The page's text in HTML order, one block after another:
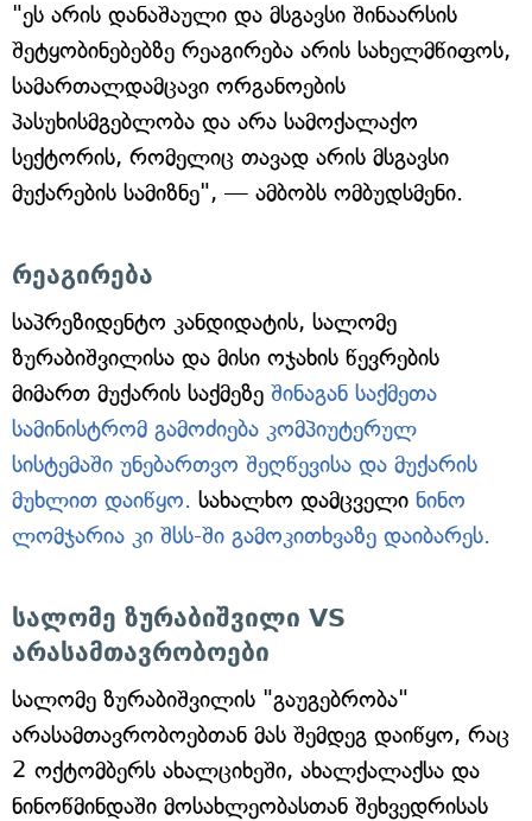
"ეს არის დანაშაული და მსგავსი შინაარსის
შეტყობინებებზე რეაგირება არის სახელმწიფოს,
სამართალდამცავი ორგანოების
პასუხისმგებლობა და არა სამოქალაქო
სექტორის, რომელიც თავად არის მსგავსი
მუქარების სამიზნე", — ამბობს ომბუდსმენი.
რეაგირება
საპრეზიდენტო კანდიდატის, სალომე
ზურაბიშვილისა და მისი ოჯახის წევრების
მიმართ მუქარის საქმეზე შინაგან საქმეთა
სამინისტრომ გამოძიება კომპიუტერულ
სისტემაში უნებართვო შეღწევისა და მუქარის
მუხლით დაიწყო. სახალხო დამცველი ნინო
ლომჯარია კი შსს-ში გამოკითხვაზე დაიბარეს.
სალომე ზურაბიშვილი VS
არასამთავრობოები
სალომე ზურაბიშვილის "გაუგებრობა"
არასამთავრობოებთან მას შემდეგ დაიწყო, რაც
2 ოქტომბერს ახალციხეში, ახალქალაქსა და
ნინოწმინდაში მოსახლეობასთან შეხვედრისას